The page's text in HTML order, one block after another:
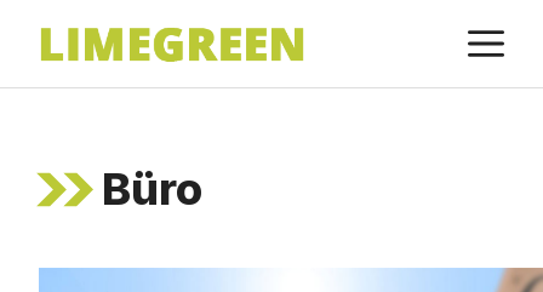
Inhalt
springen
Büro